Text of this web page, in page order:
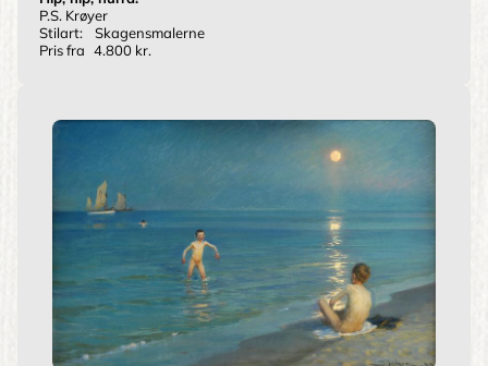
P.S. Krøyer
Stilart:
Skagensmalerne
Pris fra 4.800 kr.